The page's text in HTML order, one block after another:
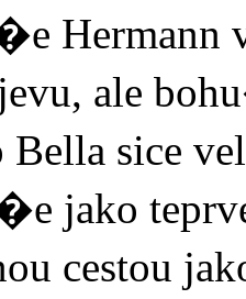
Hermann
ale
Bella sice
jako
cestou